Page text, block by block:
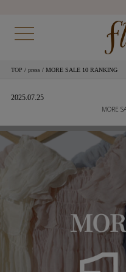
TOP / press/ MORE SALE 10 RANKING
2025.07.25
MORE